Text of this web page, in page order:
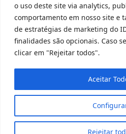
o uso deste site via analytics,
comportamento em nosso site e
de estratégias de marketing do
finalidades são opcionais. Caso
clicar em "Rejeitar todos".
Rejeitar
Aceitar